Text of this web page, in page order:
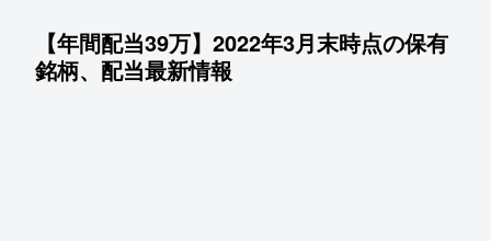
【年間配当39万】2022年3月末時点の保有
銘柄、配当最新情報